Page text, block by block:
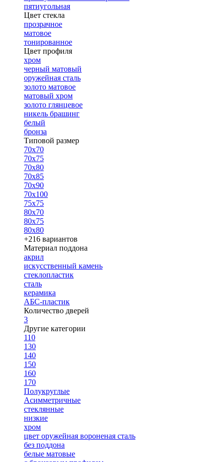
пятиугольная
Цвет стекла
прозрачное
матовое
тонированное
Цвет профиля
хром
черный матовый
оружейная сталь
золото матовое
матовый хром
золото глянцевое
никель брашинг
белый
бронза
Типовой размер
70х70
70х75
70х80
70х85
70х90
70х100
75х75
80х70
80х75
80х80
+216 вариантов
Материал поддона
акрил
искусственный камень
стеклопластик
сталь
керамика
АБС-пластик
Количество дверей
3
Другие категории
110
130
140
150
160
170
Полукруглые
Асимметричные
стеклянные
низкие
хром
цвет оружейная вороненая сталь
без поддона
белые матовые